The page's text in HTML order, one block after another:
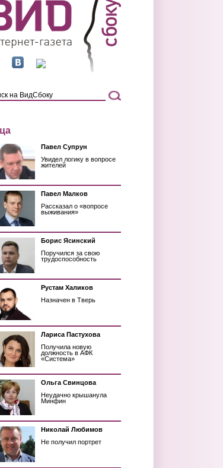
Павел Супрун
Увидел логику в вопросе
жителей
Павел Малков
Рассказал о «вопросе
выживания»
Борис Ясинский
Поручился за свою
трудоспособность
Рустам Халиков
Назначен в Тверь
Лариса Пастухова
Получила новую
должность в АФК
«Система»
Ольга Свинцова
Неудачно крышанула
Минфин
Николай Любимов
Не получил портрет